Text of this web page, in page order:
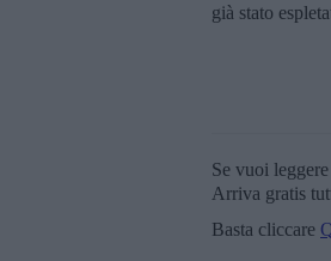
già stato
Se vuoi
Arriva gratis
Basta cliccare